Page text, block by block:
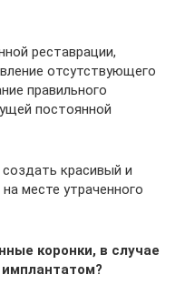
реставрации,
отсутствующего
правильного
постоянной
красивый и
месте утраченного
коронки, в случае